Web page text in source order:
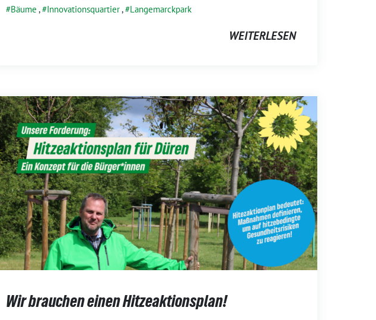
Bäume , Innovationsquartier, Langemarckpark
WEITERLESEN
Wir brauchen einen Hitzeaktionsplan!